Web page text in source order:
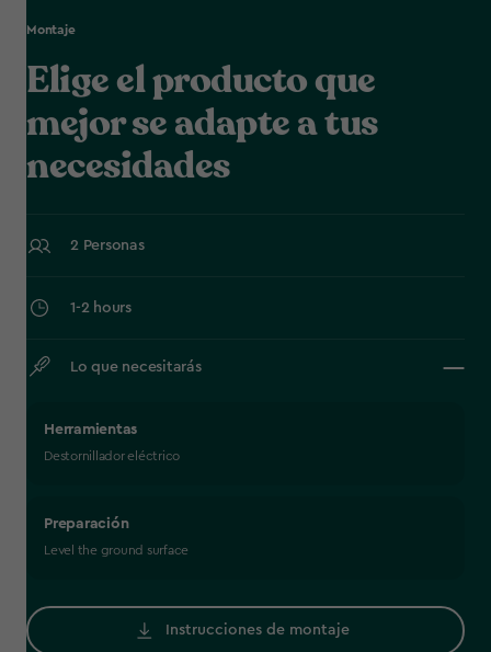
Montaje
Elige el producto que
mejor se adapte a tus
necesidades
2 Personas
1-2 hours
Lo que necesitarás
Herramientas
Destornillador eléctrico
Preparación
Level the ground surface
Instrucciones de montaje